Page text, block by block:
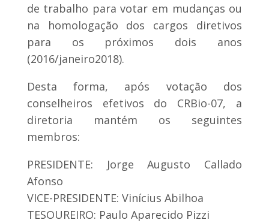
de trabalho para votar em mudanças ou
na homologação dos cargos diretivos
para os próximos dois anos
(2016/janeiro2018).
Desta forma, após votação dos
conselheiros efetivos do CRBio-07, a
diretoria mantém os seguintes
membros:
PRESIDENTE: Jorge Augusto Callado
Afonso
VICE-PRESIDENTE: Vinícius Abilhoa
TESOUREIRO: Paulo Aparecido Pizzi